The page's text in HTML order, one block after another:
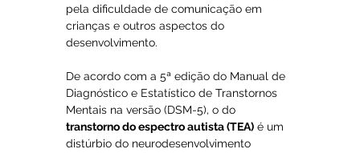
pela dificuldade de comunicação em
crianças e outros aspectos do
desenvolvimento.
De acordo com a 5ª edição do Manual de
Diagnóstico e Estatístico de Transtornos
Mentais na versão (DSM-5), o do
transtorno do espectro autista (TEA) é um
distúrbio do neurodesenvolvimento